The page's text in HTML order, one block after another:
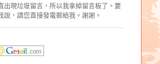
出現垃圾留言，所以我拿掉留言板了。要
說，請您直接發電郵給我。謝謝。